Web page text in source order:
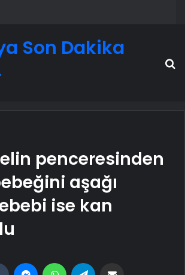
Son Dakika
penceresinden
aşağı
ise kan
Tumblr MessengerWhatsApp